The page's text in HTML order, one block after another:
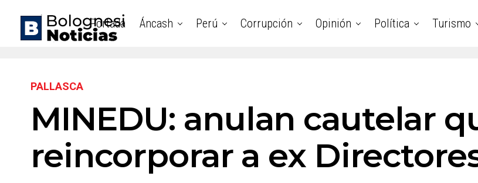
Portada Áncash Perú Corrupción Opinión Política Turismo
PALLASCA
MINEDU: anulan cautelar
reincorporar a ex